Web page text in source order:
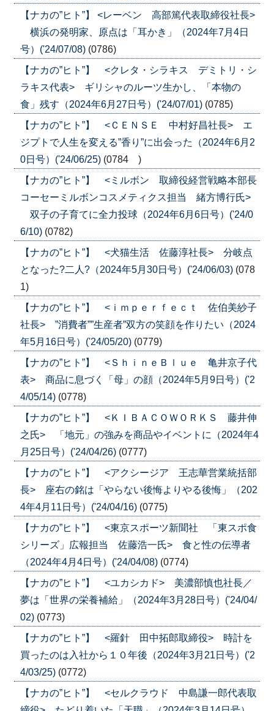
【ナカの”ヒト”】 <レーベン 高部篤代表取締役社長>
横浜の発明家、原点は「耳かき」（2024年7月4日
号）('24/07/08) (0786)
【ナカの”ヒト”】 <クレタ・シラキス デミトリ・シ
ラキス代表> ギリシャのルーツ生かし、「本物の
食」残す（2024年6月27日号）('24/07/01) (0785)
【ナカの”ヒト”】 <ＣＥＮＳＥ 中村好昌社長> エ
ジプトで人生を変える”香り”に出会った（2024年6月2
0日号）('24/06/25) (0784 )
【ナカの”ヒト”】 <ミルボン 取締役経営戦略本部長
コーセーミルボンコスメティクス担当 緒方博行氏>
双子の子育てに全力投球（2024年6月6日号）('24/0
6/10) (0782)
【ナカの”ヒト”】 <犬猫生活 佐藤淳社長> 分岐点
となった?二人?（2024年5月30日号）('24/06/03) (078
1)
【ナカの”ヒト”】 <ｉｍｐｅｒｆｅｃｔ 佐伯美紗子
社長> ”消費者””生産者”双方の笑顔を作りたい（2024
年5月16日号）('24/05/20) (0779)
【ナカの”ヒト”】 <ＳｈｉｎｅＢｌｕｅ 亀井京子代
表> 商品に息づく「母」の顔（2024年5月9日号）('2
4/05/14) (0778)
【ナカの”ヒト”】 <ＫＩＢＡＣＯＷＯＲＫＳ 藤井伸
之氏> 「地元」の強みを商品やイベントに（2024年4
月25日号）('24/04/26) (0777)
【ナカの”ヒト”】 <アクシージア 王志華営業統括部
長> 座右の銘は「やらない後悔よりやる後悔」（202
4年4月11日号）('24/04/16) (0775)
【ナカの”ヒト”】 <東京スポーツ新聞社 「東スポ食
シリーズ」広報担当 佐藤浩一氏> 食と性の伝導者
（2024年4月4日号）('24/04/08) (0774)
【ナカの”ヒト”】 <ユカシカド> 美濃部慎也社長／
夢は「世界の栄養補給」（2024年3月28日号）('24/04/
02) (0773)
【ナカの”ヒト”】 <羅針 田中拓郎取締役> 時計を
買ったのは入社から１０年後（2024年3月21日号）('2
4/03/25) (0772)
【ナカの”ヒト”】 <セルクラウド 中島謙一郎代表取